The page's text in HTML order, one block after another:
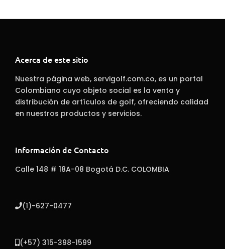
Acerca de este sitio
Nuestra página web, servigolf.com.co, es un portal
Colombiano cuyo objeto social es la venta y
distribución de artículos de golf, ofreciendo calidad
en nuestros productos y servicios.
Información de Contacto
Calle 148 # 18A-08 Bogotá D.C. COLOMBIA
(1)-627-0477
(+57) 315-398-1599